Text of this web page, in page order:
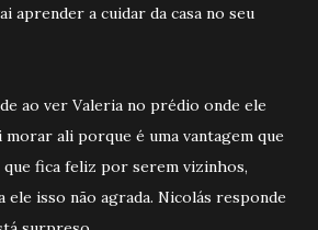
aprender a cuidar da casa no seu
ao ver Valeria no prédio onde ele
morar ali porque é uma vantagem que
que fica feliz por serem vizinhos,
ele isso não agrada. Nicolás responde